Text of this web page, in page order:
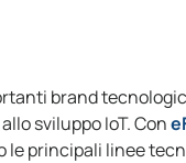
brand
sviluppo IoT. Con
principali linee